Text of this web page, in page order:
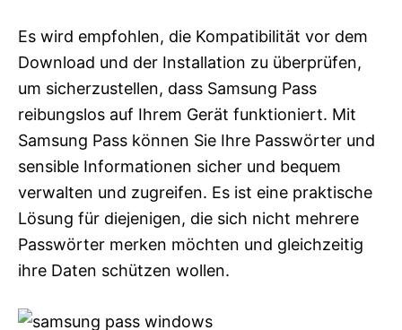
Es wird empfohlen, die Kompatibilität vor dem
Download und der Installation zu überprüfen,
um sicherzustellen, dass Samsung Pass
reibungslos auf Ihrem Gerät funktioniert. Mit
Samsung Pass können Sie Ihre Passwörter und
sensible Informationen sicher und bequem
verwalten und zugreifen. Es ist eine praktische
Lösung für diejenigen, die sich nicht mehrere
Passwörter merken möchten und gleichzeitig
ihre Daten schützen wollen.